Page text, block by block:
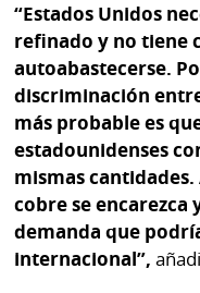
“Estados Unidos
refinado y no tiene
autoabastecerse.
discriminación
más probable es
estadounidenses
mismas
cobre se
demanda que
internacional”,